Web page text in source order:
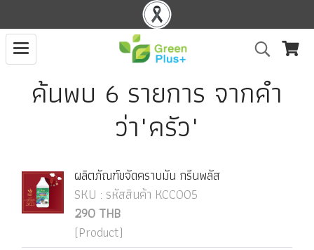
ค้นพบ 6 รายการ จากคำ
ว่า"ครัว"
ผลิตภัณฑ์ขจัดคราบมัน กรีนพลัส
SKU : รหัสสินค้า KCC005
290 THB
(Product)